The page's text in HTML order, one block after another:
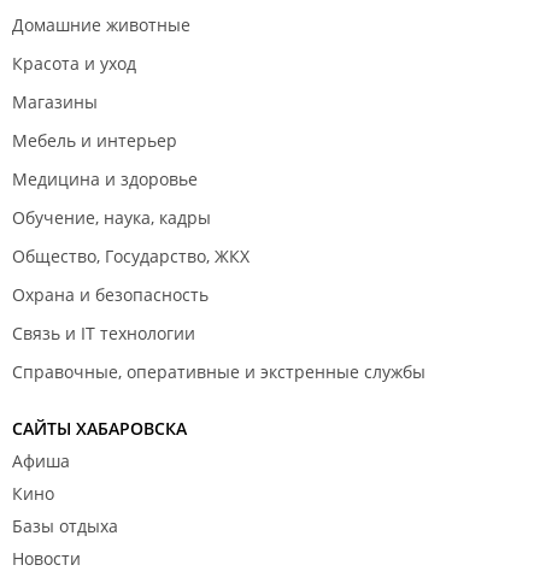
Домашние животные
Красота и уход
Магазины
Мебель и интерьер
Медицина и здоровье
Обучение, наука, кадры
Общество, Государство, ЖКХ
Охрана и безопасность
Связь и IT технологии
Справочные, оперативные и экстренные службы
САЙТЫ ХАБАРОВСКА
Афиша
Кино
Базы отдыха
Новости